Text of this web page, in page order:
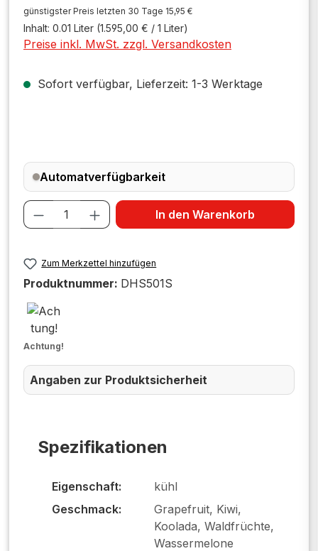
Spezifikationen
Eigenschaft:
kühl
Geschmack:
Grapefruit, Kiwi,
Koolada, Waldfrüchte,
Wassermelone
günstigster Preis letzten 30 Tage 15,95 €
Inhalt: 0.01 Liter (1.595,00 € / 1 Liter)
Preise inkl. MwSt. zzgl. Versandkosten
Sofort verfügbar, Lieferzeit: 1-3 Werktage
Automatverfügbarkeit
Produkt Anzahl: Gib den
In den Warenkorb
Zum Merkzettel hinzufügen
Produktnummer: DHS501S
Achtung!
Angaben zur Produktsicherheit